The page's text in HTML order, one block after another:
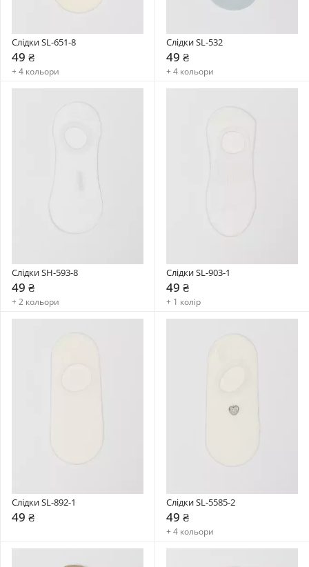
Слідки SL-651-8
49 ₴
+ 4 кольори
Слідки SL-532
49 ₴
+ 4 кольори
Слідки SH-593-8
49 ₴
+ 2 кольори
Слідки SL-903-1
49 ₴
+ 1 колір
Слідки SL-892-1
49 ₴
Слідки SL-5585-2
49 ₴
+ 4 кольори